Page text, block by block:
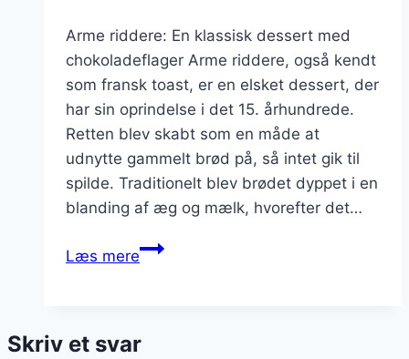
Arme riddere: En klassisk dessert med
chokoladeflager Arme riddere, også kendt
som fransk toast, er en elsket dessert, der
har sin oprindelse i det 15. århundrede.
Retten blev skabt som en måde at
udnytte gammelt brød på, så intet gik til
spilde. Traditionelt blev brødet dyppet i en
blanding af æg og mælk, hvorefter det…
Læs mereArme
til
Skriv et svar